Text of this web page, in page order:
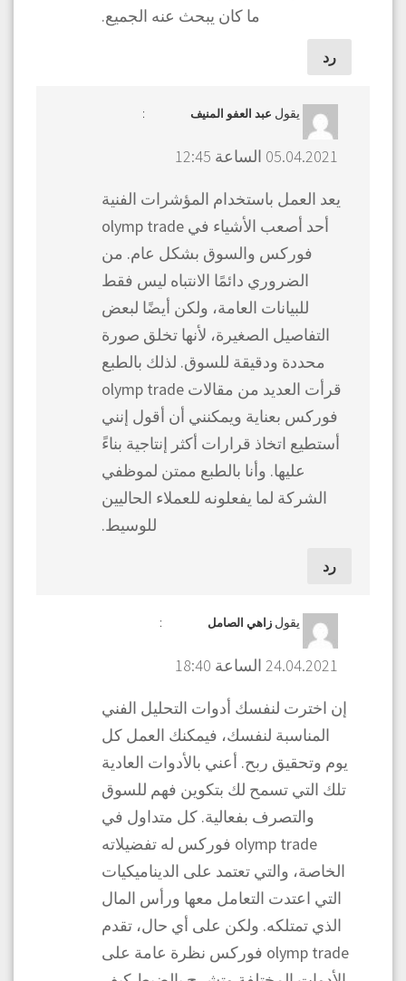
ما كان يبحث عنه الجميع.
رد
يقول عبد العفو المنيف :
05.04.2021 الساعة 12:45
يعد العمل باستخدام المؤشرات الفنية
أحد أصعب الأشياء في olymp trade
فوركس والسوق بشكل عام. من
الضروري دائمًا الانتباه ليس فقط
للبيانات العامة، ولكن أيضًا لبعض
التفاصيل الصغيرة، لأنها تخلق صورة
محددة ودقيقة للسوق. لذلك بالطبع
قرأت العديد من مقالات olymp trade
فوركس بعناية ويمكنني أن أقول إنني
أستطيع اتخاذ قرارات أكثر إنتاجية بناءً
عليها. وأنا بالطبع ممتن لموظفي
الشركة لما يفعلونه للعملاء الحاليين
للوسيط.
رد
يقول زاهي الصامل :
24.04.2021 الساعة 18:40
إن اخترت لنفسك أدوات التحليل الفني
المناسبة لنفسك، فيمكنك العمل كل
يوم وتحقيق ربح. أعني بالأدوات العادية
تلك التي تسمح لك بتكوين فهم للسوق
والتصرف بفعالية. كل متداول في
olymp trade فوركس له تفضيلاته
الخاصة، والتي تعتمد على الديناميكيات
التي اعتدت التعامل معها ورأس المال
الذي تمتلكه. ولكن على أي حال، تقدم
olymp trade فوركس نظرة عامة على